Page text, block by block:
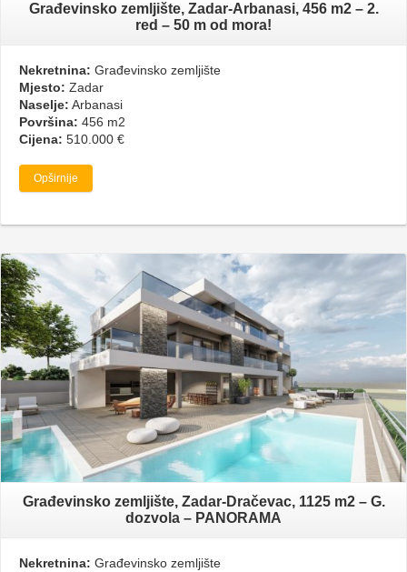
Građevinsko zemljište, Zadar-Arbanasi, 456 m2 – 2.
red – 50 m od mora!
Nekretnina: Građevinsko zemljište
Mjesto: Zadar
Naselje: Arbanasi
Površina: 456 m2
Cijena: 510.000 €
Opširnije
Građevinsko zemljište, Zadar-Dračevac, 1125 m2 – G.
dozvola – PANORAMA
Nekretnina: Građevinsko zemljište